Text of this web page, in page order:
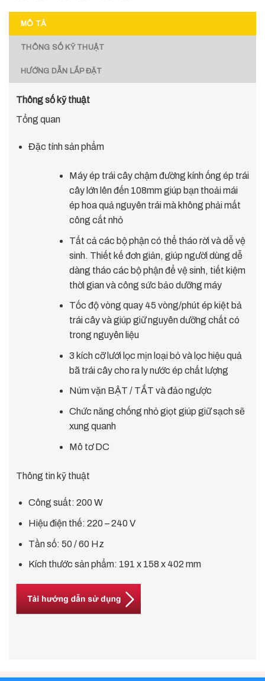
MÔ TẢ
THÔNG SỐ KỸ THUẬT
HƯỚNG DẪN LẮP ĐẶT
Thông số kỹ thuật
Tổng quan
Đặc tính sản phẩm
Máy ép trái cây chậm đường kính ống ép trái
cây lớn lên đến 108mm giúp bạn thoải mái
ép hoa quả nguyên trái mà không phải mất
công cắt nhỏ
Tất cả các bộ phận có thể tháo rời và dễ vệ
sinh. Thiết kế đơn giản, giúp người dùng dễ
dàng tháo các bộ phận để vệ sinh, tiết kiệm
thời gian và công sức bảo dưỡng máy
Tốc độ vòng quay 45 vòng/phút ép kiệt bả
trái cây và giúp giữ nguyên dưỡng chất có
trong nguyên liệu
3 kích cỡ lưới lọc mịn loại bỏ và lọc hiệu quả
bã trái cây cho ra ly nước ép chất lượng
Núm vặn BẬT / TẮT và đảo ngược
Chức năng chống nhỏ giọt giúp giữ sạch sẽ
xung quanh
Mô tơ DC
Thông tin kỹ thuật
Công suất: 200 W
Hiệu điện thế: 220 – 240 V
Tần số: 50 / 60 Hz
Kích thước sản phẩm: 191 x 158 x 402 mm